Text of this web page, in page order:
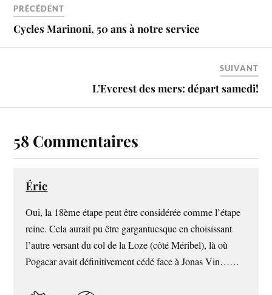
PRÉCÉDENT
Cycles Marinoni, 50 ans à notre service
SUIVANT
L’Everest des mers: départ samedi!
58 Commentaires
Éric
Oui, la 18ème étape peut être considérée comme l’étape
reine. Cela aurait pu être gargantuesque en choisissant
l’autre versant du col de la Loze (côté Méribel), là où
Pogacar avait définitivement cédé face à Jonas Vin……